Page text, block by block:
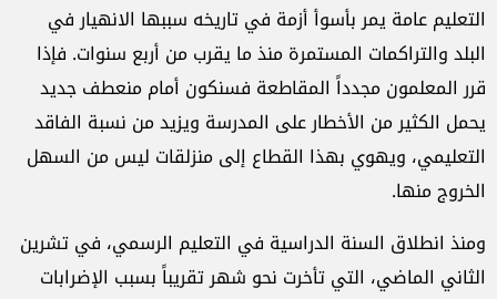
التعليم عامة يمر بأسوأ أزمة في تاريخه سببها الانهيار في
البلد والتراكمات المستمرة منذ ما يقرب من أربع سنوات. فإذا
قرر المعلمون مجدداً المقاطعة فسنكون أمام منعطف جديد
يحمل الكثير من الأخطار على المدرسة ويزيد من نسبة الفاقد
التعليمي، ويهوي بهذا القطاع إلى منزلقات ليس من السهل
الخروج منها.
ومنذ انطلاق السنة الدراسية في التعليم الرسمي، في تشرين
الثاني الماضي، التي تأخرت نحو شهر تقريباً بسبب الإضرابات